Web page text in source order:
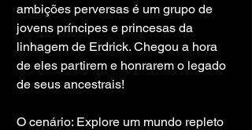
ambições perversas é um grupo de
jovens príncipes e princesas da
linhagem de Erdrick. Chegou a hora
de eles partirem e honrarem o legado
de seus ancestrais!
O cenário: Explore um mundo repleto